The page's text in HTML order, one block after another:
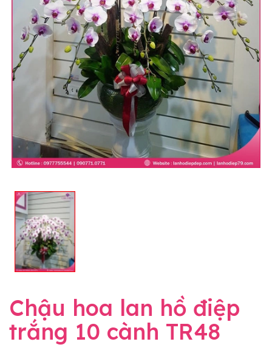
Chậu hoa lan hồ điệp
trắng 10 cành TR48